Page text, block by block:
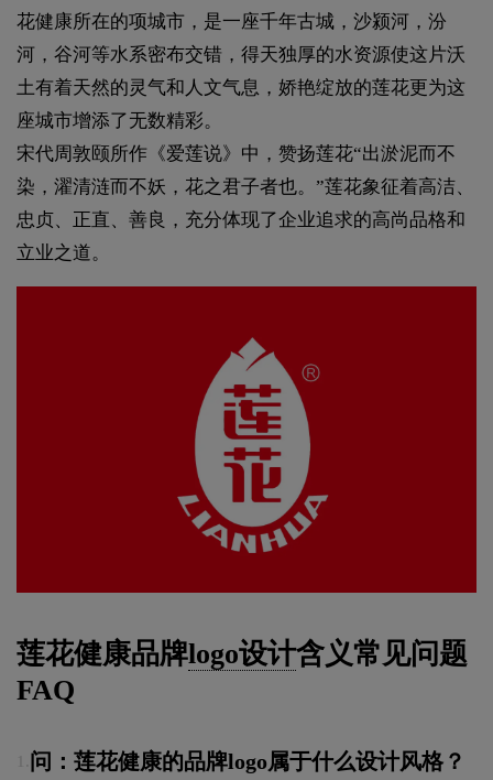
花健康所在的项城市，是一座千年古城，沙颍河，汾
河，谷河等水系密布交错，得天独厚的水资源使这片沃
土有着天然的灵气和人文气息，娇艳绽放的莲花更为这
座城市增添了无数精彩。
宋代周敦颐所作《爱莲说》中，赞扬莲花“出淤泥而不
染，濯清涟而不妖，花之君子者也。”莲花象征着高洁、
忠贞、正直、善良，充分体现了企业追求的高尚品格和
立业之道。
莲花健康品牌logo设计含义常见问题
FAQ
问：莲花健康的品牌logo属于什么设计风格？